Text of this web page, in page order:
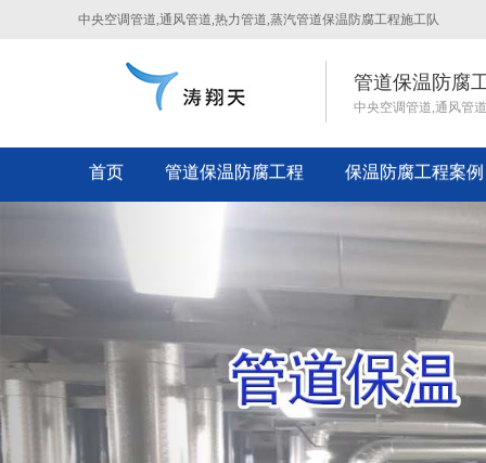
中央空调管道,通风管道,热力管道,蒸汽管道保温防腐工程施工队
管道保温防腐
中央空调管道,通风管
首页 管道保温防腐工程 保温防腐工程案例